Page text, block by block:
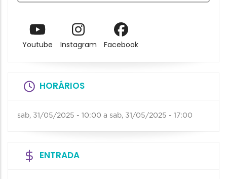
Youtube Instagram Facebook
HORÁRIOS
sab, 31/05/2025 - 10:00 a sab, 31/05/2025 - 17:00
ENTRADA